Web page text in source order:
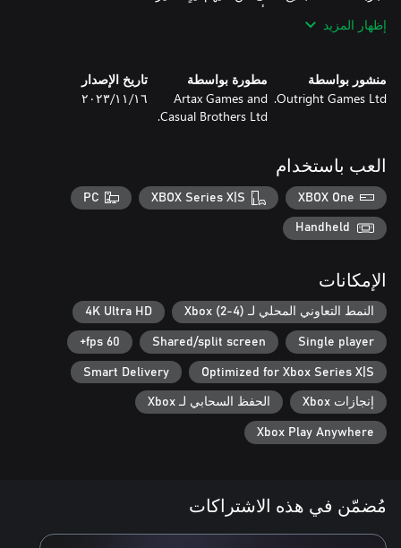
سواء كنت تلعب وحدك أو لعبًا تعاونيًا، يمكنك الاستمتاع ببهجة عالم
بلوي مع عائلتك وأصدقائك.
إظهار المزيد
منشور بواسطة
Outright Games Ltd.
مطورة بواسطة
Artax Games and
Casual Brothers Ltd.
تاريخ الإصدار
١٦‏/١١‏/٢٠٢٣
العب باستخدام
XBOX One
XBOX Series X|S
PC
Handheld
الإمكانات
النمط التعاوني المحلي لـ Xbox (2-4) 4K Ultra HD
Single player
Shared/split screen
60 fps+
Optimized for Xbox Series X|S
Smart Delivery
إنجازات Xbox الحفظ السحابي لـ Xbox
Xbox Play Anywhere
مُضمّن في هذه الاشتراكات